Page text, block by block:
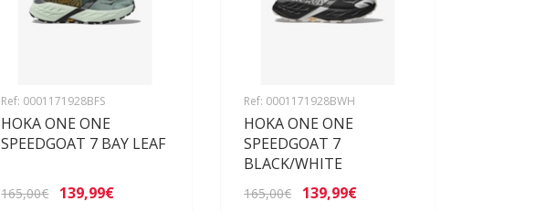
Ref: 0001171928BFS
HOKA ONE ONE
SPEEDGOAT 7 BAY LEAF
165,00€ 139,99€
Ref: 0001171928BWH
HOKA ONE ONE
SPEEDGOAT 7
BLACK/WHITE
165,00€ 139,99€